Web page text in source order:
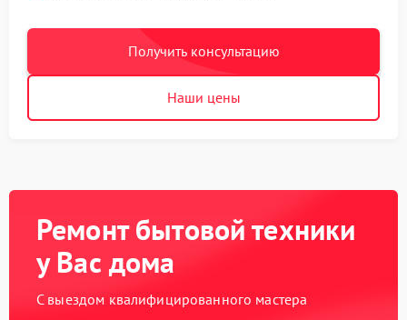
Получить консультацию
Наши цены
Ремонт бытовой техники
у Вас дома
С выездом квалифицированного мастера